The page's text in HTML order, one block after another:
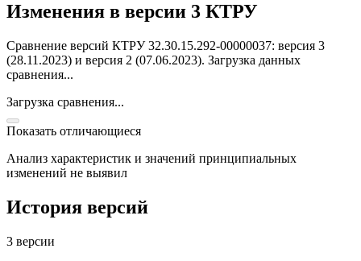
Изменения в версии 3 КТРУ
Сравнение версий КТРУ 32.30.15.292-00000037: версия 3
(28.11.2023) и версия 2 (07.06.2023). Загрузка данных
сравнения...
Загрузка сравнения...
Показать отличающиеся
Анализ характеристик и значений принципиальных
изменений не выявил
История версий
3 версии